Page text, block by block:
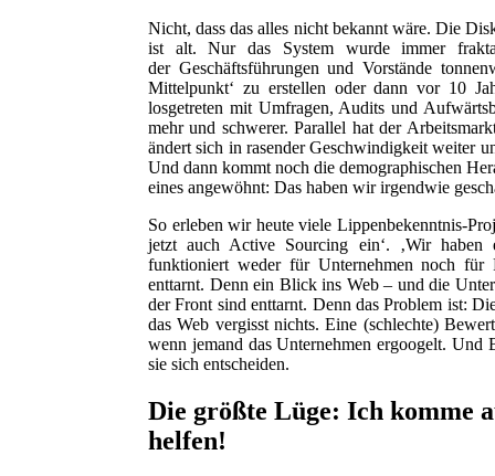
Nicht, dass das alles nicht bekannt wäre. Die
ist alt. Nur das System wurde immer
der Geschäftsführungen und Vorstände
Mittelpunkt‘ zu erstellen oder dann vor 10
losgetreten mit Umfragen, Audits und
mehr und schwerer. Parallel hat der
ändert sich in rasender Geschwindigkeit weiter
Und dann kommt noch die demographischen
eines angewöhnt: Das haben wir irgendwie
So erleben wir heute viele Lippenbekenntnis-
jetzt auch Active Sourcing ein‘. ‚Wir
funktioniert weder für Unternehmen noch
enttarnt. Denn ein Blick ins Web – und die
der Front sind enttarnt. Denn das Problem ist:
das Web vergisst nichts. Eine (schlechte)
wenn jemand das Unternehmen ergoogelt. Und
sie sich entscheiden.
Die größte Lüge: Ich komme
helfen!